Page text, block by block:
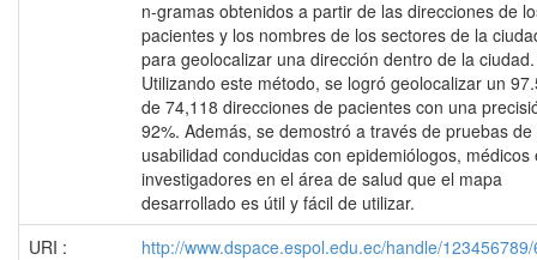
n-gramas obtenidos a partir de las direcciones de
pacientes y los nombres de los sectores de la
para geolocalizar una dirección dentro de la ciudad.
Utilizando este método, se logró geolocalizar un
de 74,118 direcciones de pacientes con una
92%. Además, se demostró a través de pruebas de
usabilidad conducidas con epidemiólogos, médicos
investigadores en el área de salud que el mapa
desarrollado es útil y fácil de utilizar.
URI :
http://www.dspace.espol.edu.ec/handle/